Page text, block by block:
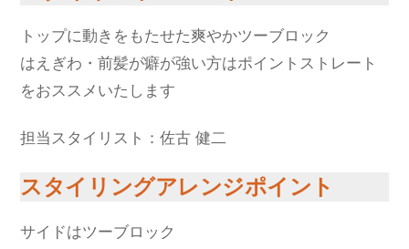
トップに動きをもたせた爽やかツーブロック
はえぎわ・前髪が癖が強い方はポイントストレート
をおススメいたします
担当スタイリスト：佐古 健二
スタイリングアレンジポイント
サイドはツーブロック